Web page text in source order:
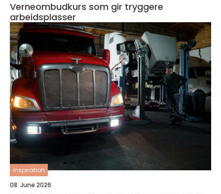
Verneombudkurs som gir tryggere
arbeidsplasser
inspiration
08. June 2026